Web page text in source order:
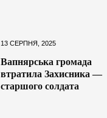
13 СЕРПНЯ, 2025
Вапнярська громада
втратила Захисника —
старшого солдата